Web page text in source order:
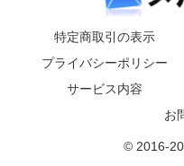
特定商取引の表示
プライバシーポリシー
サービス内容
お
© 2016-